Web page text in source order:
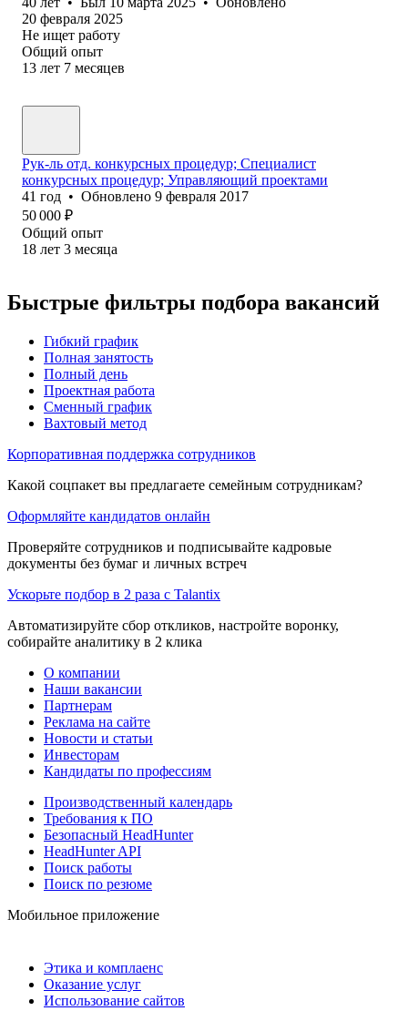
20 февраля 2025
Не ищет работу
Общий опыт
13 лет 7 месяцев
Рук-ль отд. конкурсных процедур; Специалист
конкурсных процедур; Управляющий проектами
41 год • Обновлено 9 февраля 2017
50 000 ₽
Общий опыт
18 лет 3 месяца
Быстрые фильтры подбора вакансий
Гибкий график
Полная занятость
Полный день
Проектная работа
Сменный график
Вахтовый метод
Корпоративная поддержка сотрудников
Какой соцпакет вы предлагаете семейным сотрудникам?
Оформляйте кандидатов онлайн
Проверяйте сотрудников и подписывайте кадровые
документы без бумаг и личных встреч
Ускорьте подбор в 2 раза с Talantix
Автоматизируйте сбор откликов, настройте воронку,
собирайте аналитику в 2 клика
О компании
Наши вакансии
Партнерам
Реклама на сайте
Новости и статьи
Инвесторам
Кандидаты по профессиям
Производственный календарь
Требования к ПО
Безопасный HeadHunter
HeadHunter API
Поиск работы
Поиск по резюме
Мобильное приложение
Этика и комплаенс
Оказание услуг
Использование сайтов